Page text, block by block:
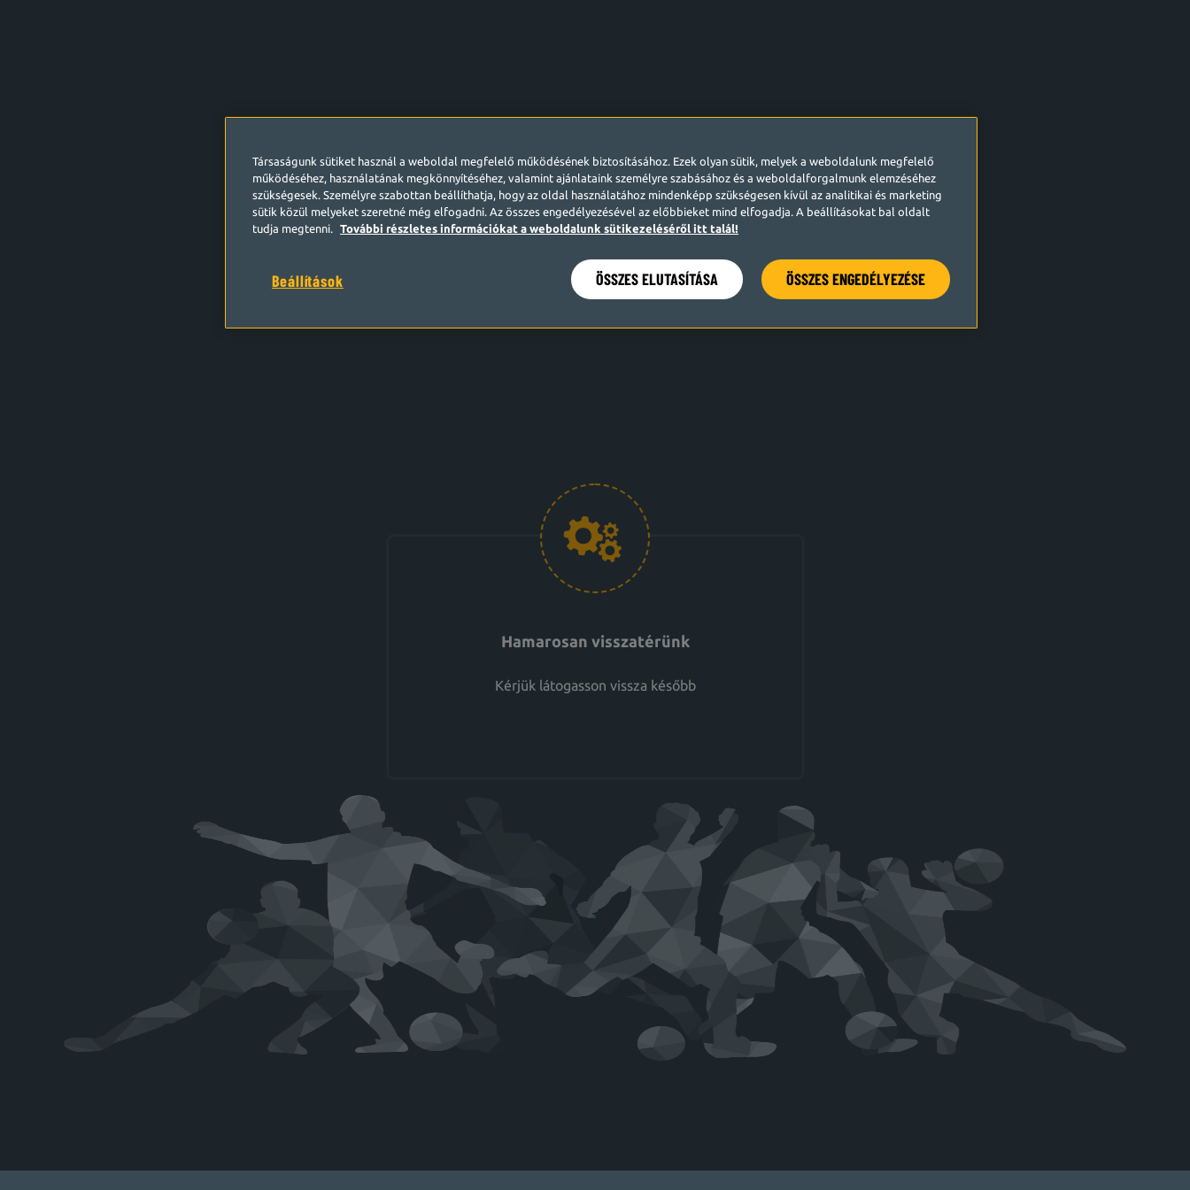
Hamarosan visszatérünk
Kérjük látogasson vissza később
Társaságunk sütiket használ a weboldal megfelelő működésének biztosításához. Ezek olyan sütik, melyek a weboldalunk megfelelő
működéséhez, használatának megkönnyítéséhez, valamint ajánlataink személyre szabásához és a weboldalforgalmunk elemzéséhez
szükségesek. Személyre szabottan beállíthatja, hogy az oldal használatához mindenképp szükségesen kívül az analitikai és marketing
sütik közül melyeket szeretné még elfogadni. Az összes engedélyezésével az előbbieket mind elfogadja. A beállításokat bal oldalt
tudja megtenni.
További részletes információkat a weboldalunk sütikezeléséről itt talál!
Beállítások ÖSSZES ELUTASÍTÁSA ÖSSZES ENGEDÉLYEZÉSE